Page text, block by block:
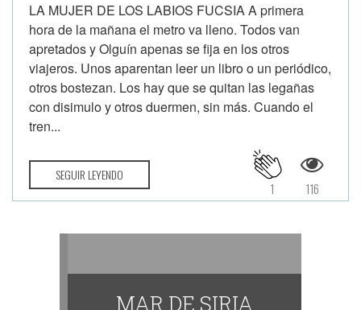
LA MUJER DE LOS LABIOS FUCSIA A primera
hora de la mañana el metro va lleno. Todos van
apretados y Olguín apenas se fija en los otros
viajeros. Unos aparentan leer un libro o un periódico,
otros bostezan. Los hay que se quitan las legañas
con disimulo y otros duermen, sin más. Cuando el
tren...
SEGUIR LEYENDO
116
1
MAR DE SIRIA